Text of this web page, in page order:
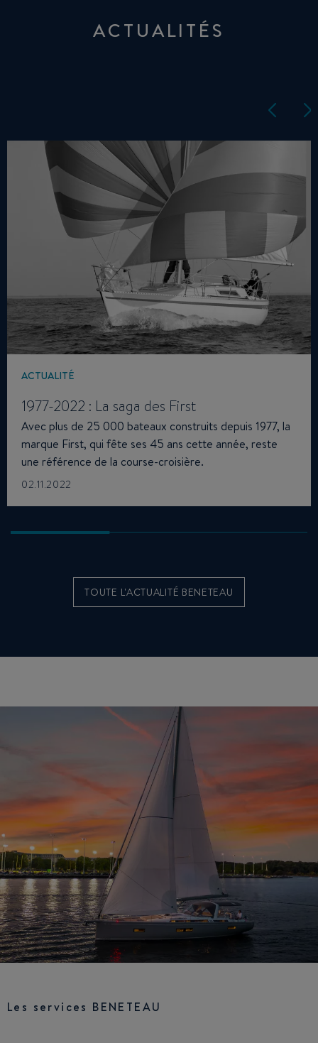
ACTUALITÉS
ACTUALITÉ
1977-2022 : La saga des First
Avec plus de 25 000 bateaux construits depuis 1977, la
marque First, qui fête ses 45 ans cette année, reste
une référence de la course-croisière.
02.11.2022
TOUTE L'ACTUALITÉ BENETEAU
Les services BENETEAU